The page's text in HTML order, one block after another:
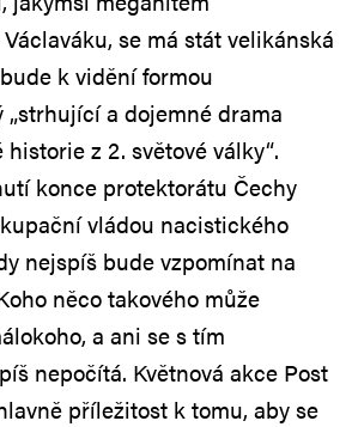
se má stát velikánská
k vidění formou
a dojemné drama
z 2. světové války“.
konce protektorátu Čechy
vládou nacistického
nejspíš bude vzpomínat na
něco takového může
a ani se s tím
nepočítá. Květnová akce Post
příležitost k tomu, aby se